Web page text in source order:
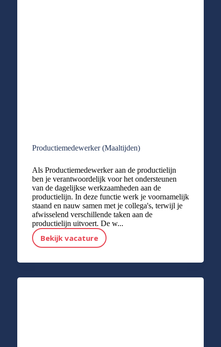
Productiemedewerker (Maaltijden)
Als Productiemedewerker aan de productielijn
ben je verantwoordelijk voor het ondersteunen
van de dagelijkse werkzaamheden aan de
productielijn. In deze functie werk je voornamelijk
staand en nauw samen met je collega's, terwijl je
afwisselend verschillende taken aan de
productielijn uitvoert. De w...
Bekijk vacature
Productiemedewerker (Maaltijden)